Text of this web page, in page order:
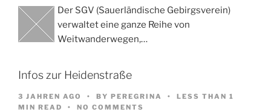
Der SGV (Sauerländische Gebirgsverein)
verwaltet eine ganze Reihe von
Weitwanderwegen,…
Infos zur Heidenstraße
3 JAHREN AGO BY PEREGRINA
LESS THAN 1
MIN READ
NO COMMENTS